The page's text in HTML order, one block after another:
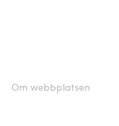
Om webbplatsen